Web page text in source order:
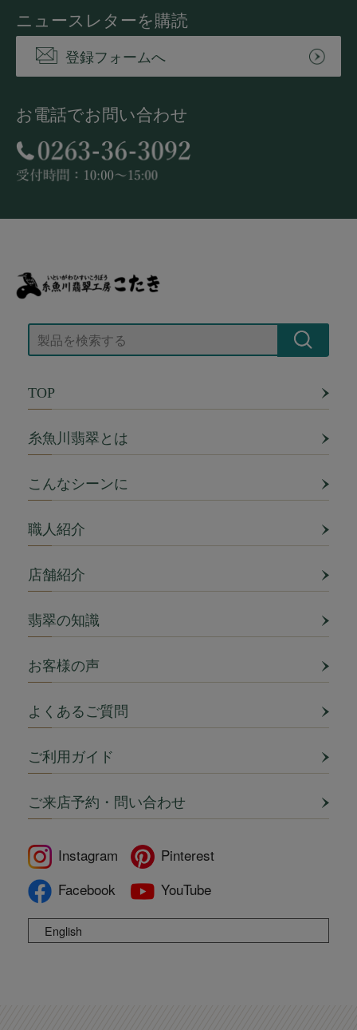
ニュースレターを購読
登録フォームへ
お電話でお問い合わせ
TOP
糸魚川翡翠とは
こんなシーンに
職人紹介
店舗紹介
翡翠の知識
お客様の声
よくあるご質問
ご利用ガイド
ご来店予約・問い合わせ
Instagram
Pinterest
Facebook
YouTube
English